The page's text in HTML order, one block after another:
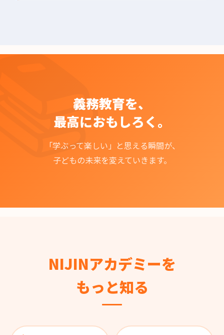
義務教育を、
最高におもしろく。
「学ぶって楽しい」と思える瞬間が、
子どもの未来を変えていきます。
NIJINアカデミーを
もっと知る